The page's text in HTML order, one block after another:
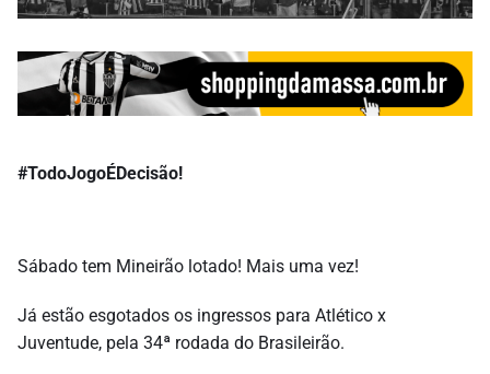
#TodoJogoÉDecisão!
Sábado tem Mineirão lotado! Mais uma vez!
Já estão esgotados os ingressos para Atlético x
Juventude, pela 34ª rodada do Brasileirão.